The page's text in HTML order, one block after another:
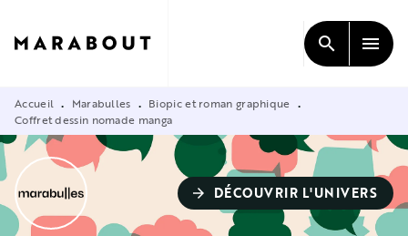
CONTENU
search menu
Accueil • Marabulles • Biopic et roman graphique •
Coffret dessin nomade manga
arrow_forward DÉCOUVRIR L'UNIVERS